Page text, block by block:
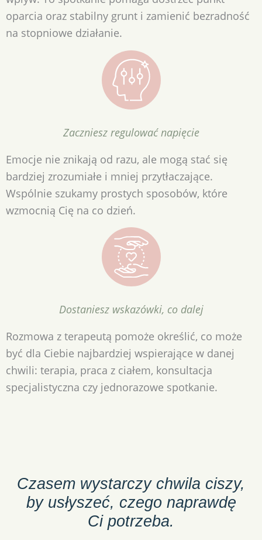
oparcia oraz stabilny grunt i zamienić bezradność
na stopniowe działanie.
Zaczniesz regulować napięcie
Emocje nie znikają od razu, ale mogą stać się
bardziej zrozumiałe i mniej przytłaczające.
Wspólnie szukamy prostych sposobów, które
wzmocnią Cię na co dzień.
Dostaniesz wskazówki, co dalej
Rozmowa z terapeutą pomoże określić, co może
być dla Ciebie najbardziej wspierające w danej
chwili: terapia, praca z ciałem, konsultacja
specjalistyczna czy jednorazowe spotkanie.
Czasem wystarczy chwila ciszy,
by usłyszeć, czego naprawdę
Ci potrzeba.